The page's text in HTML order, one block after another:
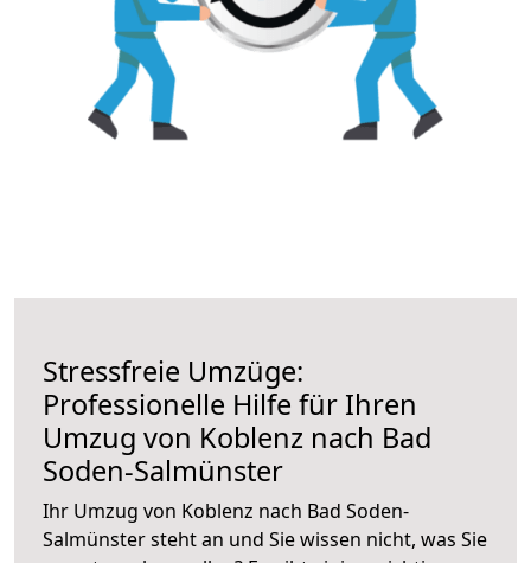
Stressfreie Umzüge:
Professionelle Hilfe für Ihren
Umzug von Koblenz nach Bad
Soden-Salmünster
Ihr Umzug von Koblenz nach Bad Soden-
Salmünster steht an und Sie wissen nicht, was Sie